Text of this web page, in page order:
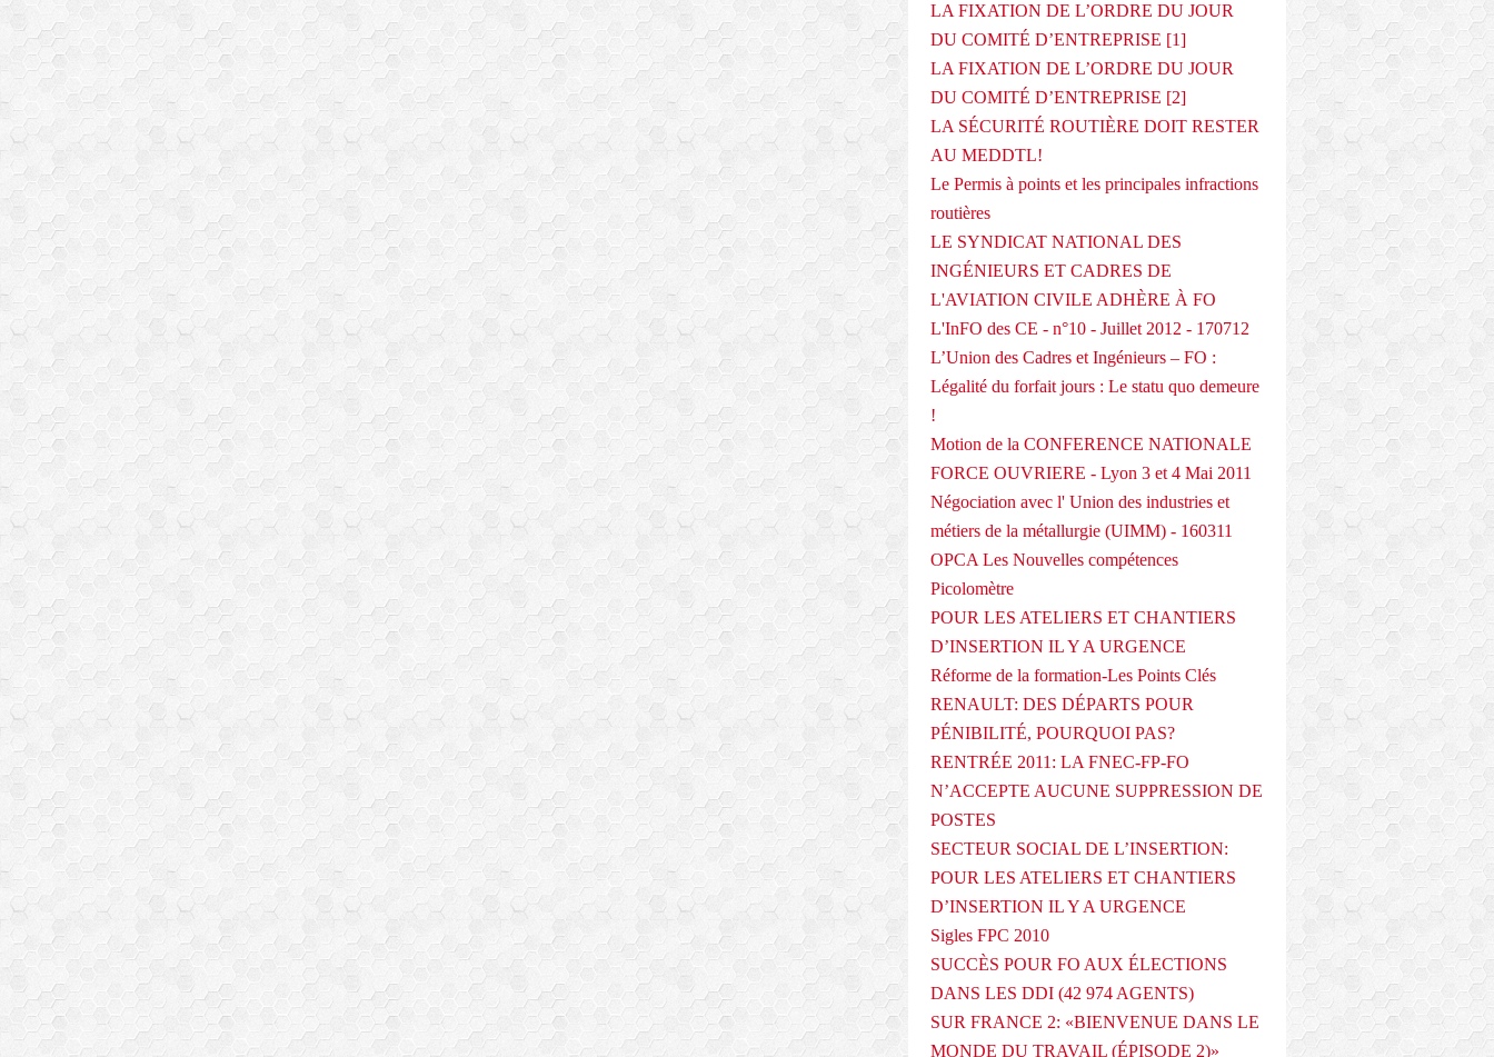
LA FIXATION DE L’ORDRE DU JOUR
DU COMITÉ D’ENTREPRISE [1]
LA FIXATION DE L’ORDRE DU JOUR
DU COMITÉ D’ENTREPRISE [2]
LA SÉCURITÉ ROUTIÈRE DOIT RESTER
AU MEDDTL!
Le Permis à points et les principales infractions
routières
LE SYNDICAT NATIONAL DES
INGÉNIEURS ET CADRES DE
L'AVIATION CIVILE ADHÈRE À FO
L'InFO des CE - n°10 - Juillet 2012 - 170712
L’Union des Cadres et Ingénieurs – FO :
Légalité du forfait jours : Le statu quo demeure
!
Motion de la CONFERENCE NATIONALE
FORCE OUVRIERE - Lyon 3 et 4 Mai 2011
Négociation avec l' Union des industries et
métiers de la métallurgie (UIMM) - 160311
OPCA Les Nouvelles compétences
Picolomètre
POUR LES ATELIERS ET CHANTIERS
D’INSERTION IL Y A URGENCE
Réforme de la formation-Les Points Clés
RENAULT: DES DÉPARTS POUR
PÉNIBILITÉ, POURQUOI PAS?
RENTRÉE 2011: LA FNEC-FP-FO
N’ACCEPTE AUCUNE SUPPRESSION DE
POSTES
SECTEUR SOCIAL DE L’INSERTION:
POUR LES ATELIERS ET CHANTIERS
D’INSERTION IL Y A URGENCE
Sigles FPC 2010
SUCCÈS POUR FO AUX ÉLECTIONS
DANS LES DDI (42 974 AGENTS)
SUR FRANCE 2: «BIENVENUE DANS LE
MONDE DU TRAVAIL (ÉPISODE 2)»